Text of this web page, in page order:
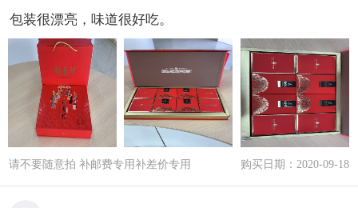
包装很漂亮，味道很好吃。
请不要随意拍 补邮费专用补差价专用 购买日期：2020-09-18